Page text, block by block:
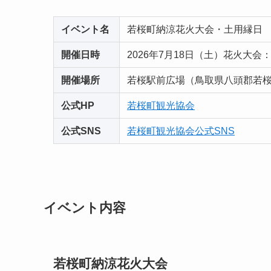
イベント名 若桜町納涼花火大会・土用縁日
開催日時 2026年7月18日（土）花火大会
開催場所 若桜駅前広場（鳥取県八頭郡若
公式HP 若桜町観光協会
公式SNS 若桜町観光協会公式SNS
イベント内容
若桜町納涼花火大会